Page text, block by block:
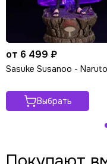
от 6 499 ₽
Sasuke Susanoo - Naruto
Выбрать